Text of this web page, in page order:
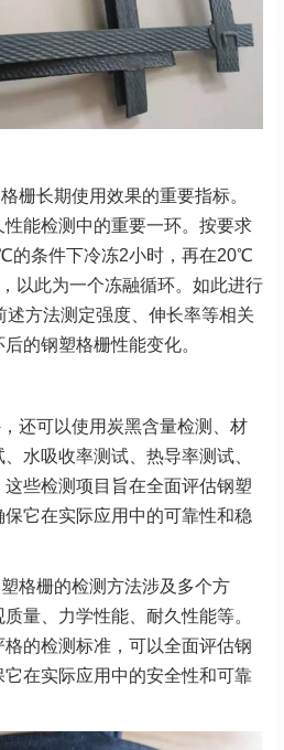
栅长期使用效果的重要指标。
能检测中的重要一环。按要求
的条件下冷冻2小时，再在20℃
以此为一个冻融循环。如此进行
方法测定强度、伸长率等相关
的钢塑格栅性能变化。
还可以使用炭黑含量检测、材
水吸收率测试、热导率测试、
些检测项目旨在全面评估钢塑
它在实际应用中的可靠性和稳
格栅的检测方法涉及多个方
量、力学性能、耐久性能等。
的检测标准，可以全面评估钢
在实际应用中的安全性和可靠